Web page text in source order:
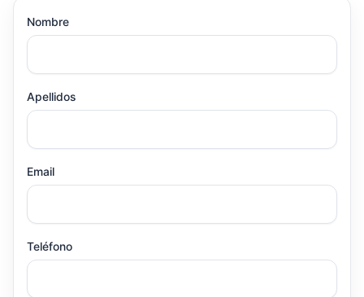
Nombre
Apellidos
Email
Teléfono